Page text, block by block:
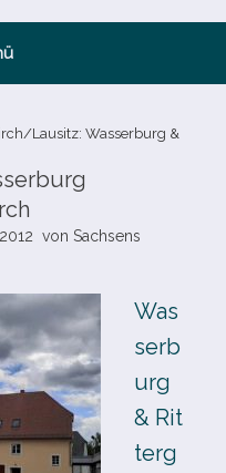
​Lausitz: Wasserburg &
von Sachsens
Was
serb
urg
& Rit
terg